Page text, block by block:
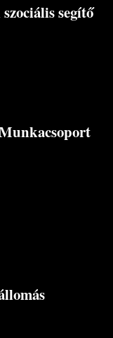
segítő